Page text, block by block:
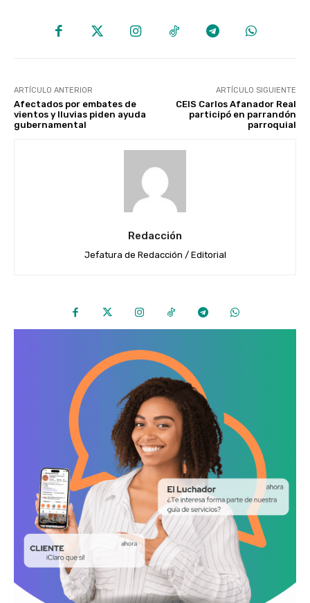
ARTÍCULO ANTERIOR
Afectados por embates de
vientos y lluvias piden ayuda
gubernamental
ARTÍCULO SIGUIENTE
CEIS Carlos Afanador Real
participó en parrandón
parroquial
Redacción
Jefatura de Redacción / Editorial